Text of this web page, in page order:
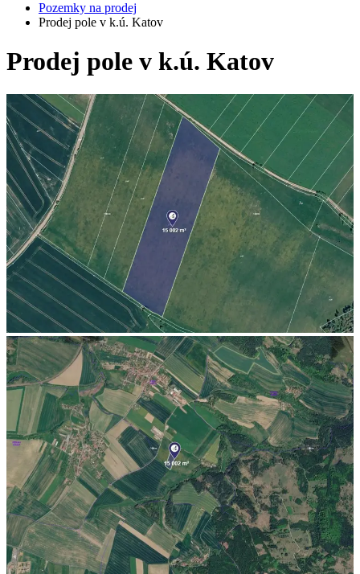
Pozemky na prodej
Prodej pole v k.ú. Katov
Prodej pole v k.ú. Katov